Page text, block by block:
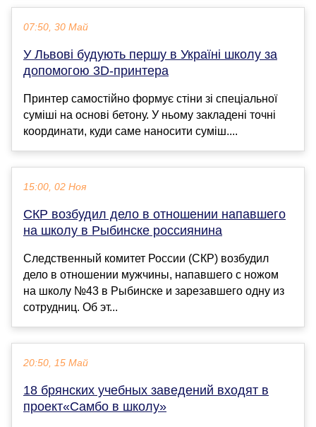
07:50, 30 Май
У Львові будують першу в Україні школу за
допомогою 3D-принтера
Принтер самостійно формує стіни зі спеціальної
суміші на основі бетону. У ньому закладені точні
координати, куди саме наносити суміш....
15:00, 02 Ноя
СКР возбудил дело в отношении напавшего
на школу в Рыбинске россиянина
Следственный комитет России (СКР) возбудил
дело в отношении мужчины, напавшего с ножом
на школу №43 в Рыбинске и зарезавшего одну из
сотрудниц. Об эт...
20:50, 15 Май
18 брянских учебных заведений входят в
проект«Самбо в школу»